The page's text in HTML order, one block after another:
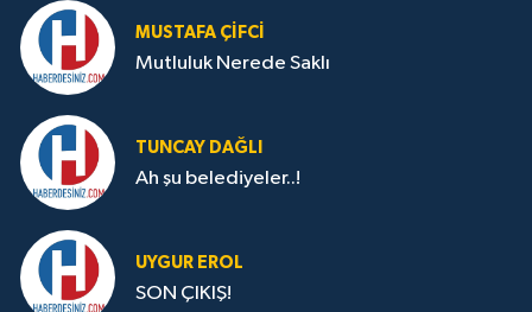
MUSTAFA ÇİFCİ
Mutluluk Nerede Saklı
TUNCAY DAĞLI
Ah şu belediyeler..!
UYGUR EROL
SON ÇIKIŞ!